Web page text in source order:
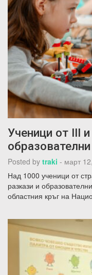
Ученици от III
Posted by traki - март
Над 1000 ученици от
разкази и
областния кръг на